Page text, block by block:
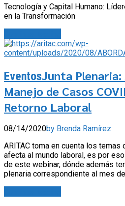
Tecnología y Capital Humano:
en la Transformación
EventosJunta
Manejo de Casos
Retorno Laboral
08/14/2020by Brenda Ramírez
ARITAC toma en cuenta los
afecta al mundo laboral, es por
de este webinar, dónde además
plenaria correspondiente al mes